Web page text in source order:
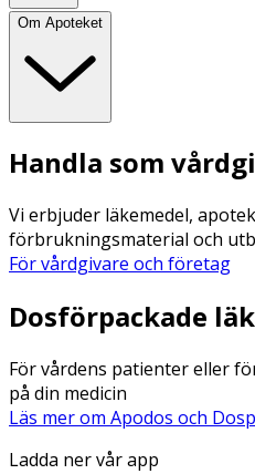
Om Apoteket
Handla som
Vi erbjuder läkemedel,
förbrukningsmaterial och
För vårdgivare och företag
Dosförpackade
För vårdens patienter eller
på din medicin
Läs mer om Apodos och
Ladda ner vår app